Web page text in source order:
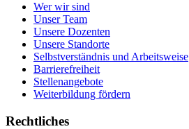
Wer wir sind
Unser Team
Unsere Dozenten
Unsere Standorte
Selbstverständnis und Arbeitsweise
Barrierefreiheit
Stellenangebote
Weiterbildung fördern
Rechtliches